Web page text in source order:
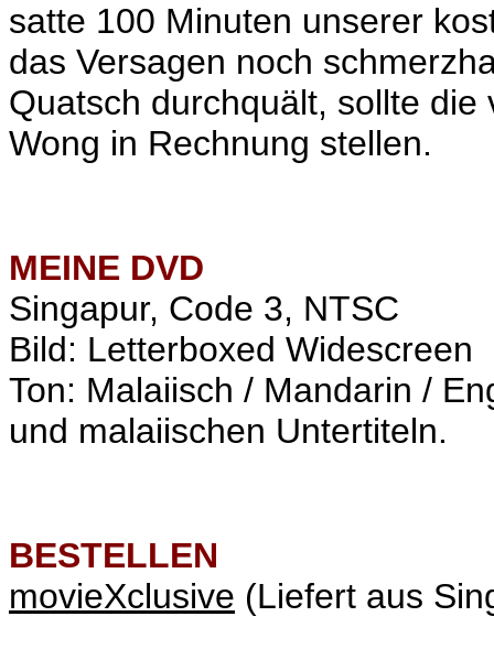
satte 100 Minuten unserer
das Versagen noch
Quatsch durchquält, sollte
Wong in Rechnung stellen.
MEINE DVD
Singapur, Code 3, NTSC
Bild: Letterboxed Widescreen
Ton: Malaiisch / Mandarin /
und malaiischen Untertiteln.
BESTELLEN
movieXclusive (Liefert aus